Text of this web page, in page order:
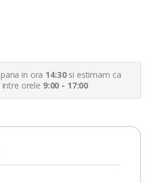
pana in ora 14:30si estimam ca
intre orele 9:00 - 17:00